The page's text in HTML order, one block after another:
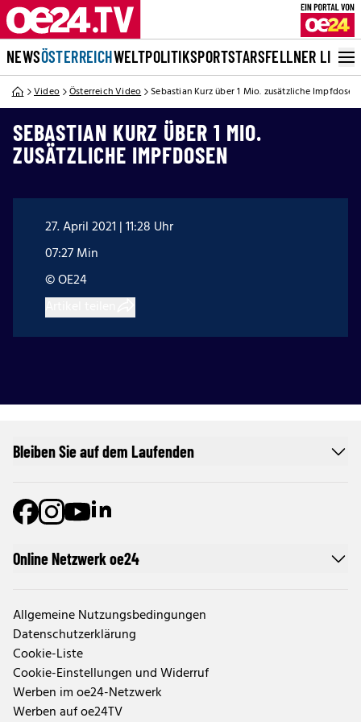
NEWSÖSTERREICHWELTPOLITIKSPORTSTARSFELLNER LIVE
Video Österreich Video Sebastian Kurz über 1 Mio. zusätzliche Impfdosen
SEBASTIAN KURZ ÜBER 1 MIO.
ZUSÄTZLICHE IMPFDOSEN
27. April 2021 | 11:28 Uhr
07:27 Min
© OE24
Online Netzwerk oe24
Allgemeine Nutzungsbedingungen
Datenschutzerklärung
Cookie-Liste
Cookie-Einstellungen und Widerruf
Werben im oe24-Netzwerk
Werben auf oe24TV
Bleiben Sie auf dem Laufenden